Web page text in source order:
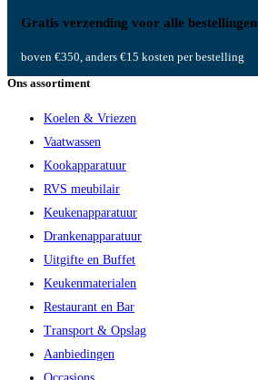
Gratis verzending voor alle bestellingen
boven €350, anders €15 kosten per bestelling
Ons assortiment
Koelen & Vriezen
Vaatwassen
Kookapparatuur
RVS meubilair
Keukenapparatuur
Drankenapparatuur
Uitgifte en Buffet
Keukenmaterialen
Restaurant en Bar
Transport & Opslag
Aanbiedingen